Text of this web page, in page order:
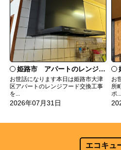
姫路市 アパートのレンジフード交換
お世話になります本日は姫路市大津
区アパートのレンジフード交換工事
を...
2026年07月31日
お
所
ポ...
エコキュ